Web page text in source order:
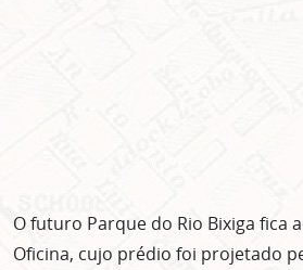
O futuro Parque do Rio Bixiga fica
Oficina, cujo prédio foi projetado